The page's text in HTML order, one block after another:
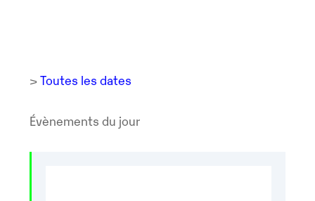
> Toutes les dates
Évènements du jour